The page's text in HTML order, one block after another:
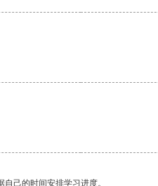
己的时间安排学习进度。